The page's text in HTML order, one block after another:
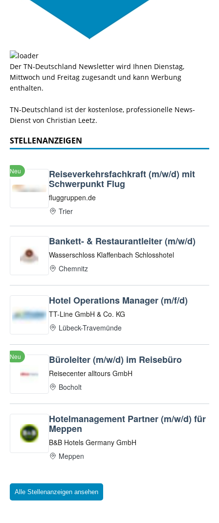
Der TN-Deutschland Newsletter wird Ihnen Dienstag,
Mittwoch und Freitag zugesandt und kann Werbung
enthalten.
TN-Deutschland ist der kostenlose, professionelle News-
Dienst von Christian Leetz.
STELLENANZEIGEN
Alle Stellenanzeigen ansehen